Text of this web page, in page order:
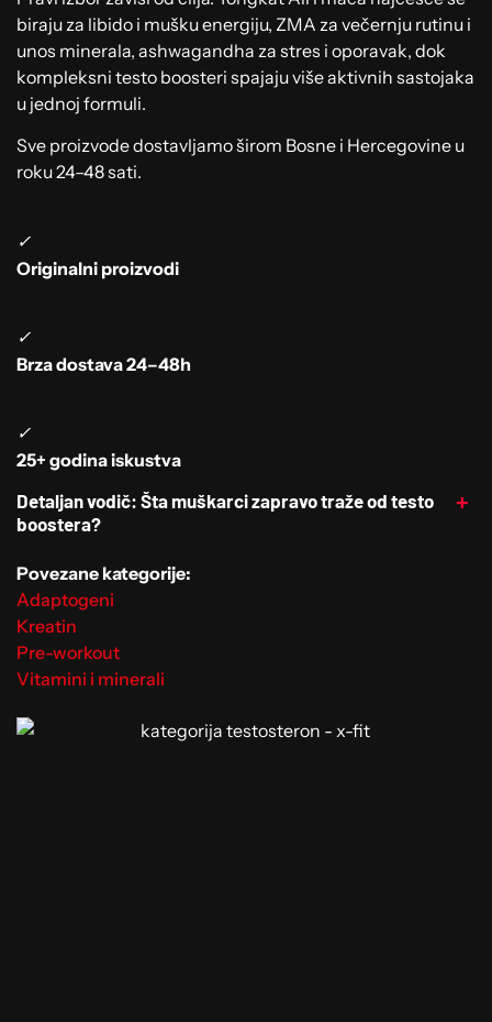
biraju za libido i mušku energiju, ZMA za večernju rutinu i
unos minerala, ashwagandha za stres i oporavak, dok
kompleksni testo boosteri spajaju više aktivnih sastojaka
u jednoj formuli.
Sve proizvode dostavljamo širom Bosne i Hercegovine u
roku 24–48 sati.
✓
Originalni proizvodi
✓
Brza dostava 24–48h
✓
25+ godina iskustva
Detaljan vodič: Šta muškarci zapravo traže od testo
boostera?
Povezane kategorije:
Adaptogeni
Kreatin
Pre-workout
Vitamini i minerali